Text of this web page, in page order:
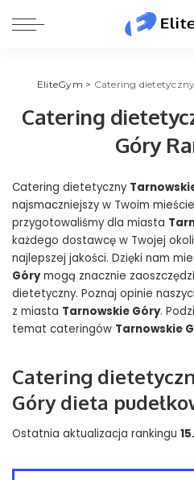
EliteGym > Catering
Catering
Góry
Catering dietetyczny
najsmaczniejszy w Twoim
przygotowaliśmy dla miasta
każdego dostawcę w Twojej
najlepszej jakości. Dzięki nam
Górymogą znacznie
dietetyczny. Poznaj opinie
z miasta Tarnowskie Góry.
temat cateringów Tarnowskie
Catering
Góry dieta
Ostatnia aktualizacja rankingu